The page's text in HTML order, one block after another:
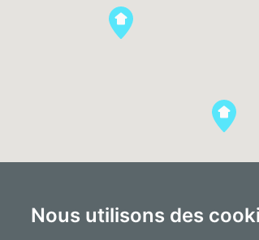
Nous utilisons des